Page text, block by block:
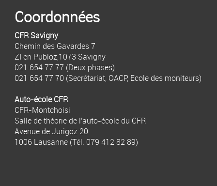
Coordonnées
CFR Savigny
Chemin des Gavardes 7
ZI en Publoz,1073 Savigny
021 654 77 77 (Deux phases)
021 654 77 70 (Secrétariat, OACP, Ecole des moniteurs)
Auto-école CFR
CFR-Montchoisi
Salle de théorie de l'auto-école du CFR
Avenue de Jurigoz 20
1006 Lausanne (Tél. 079 412 82 89)